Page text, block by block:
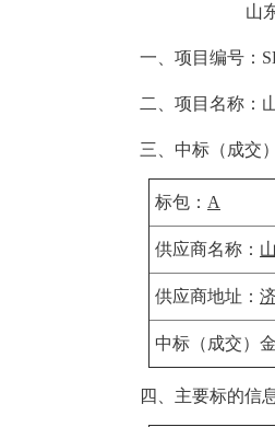
山
一、项目编号：
二、项目名称：
三、中标（成交
标包： A
供应商名称：
供应商地址：
中标（成交）
四、主要标的信